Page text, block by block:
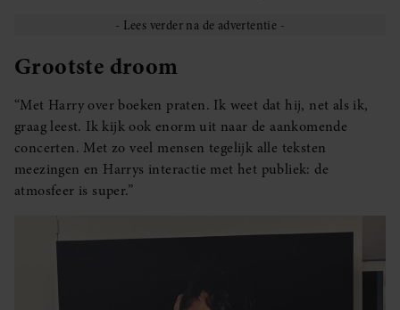
Grootste droom
“Met Harry over boeken praten. Ik weet dat hij, net als ik,
graag leest. Ik kijk ook enorm uit naar de aankomende
concerten. Met zo veel mensen tegelijk alle teksten
meezingen en Harrys interactie met het publiek: de
atmosfeer is super.”